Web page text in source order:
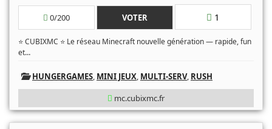
0/200 VOTER 1
⭐ CUBIXMC ⭐ Le réseau Minecraft nouvelle génération — rapide, fun
et...
HUNGERGAMES, MINI JEUX, MULTI-SERV, RUSH
mc.cubixmc.fr